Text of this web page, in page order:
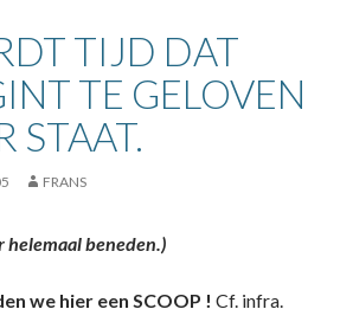
TIJD DAT
TE GELOVEN
STAAT.
FRANS
helemaal beneden.)
we hier een SCOOP ! Cf. infra.